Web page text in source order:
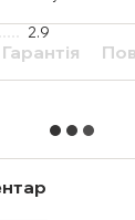
2.9
Гарантія